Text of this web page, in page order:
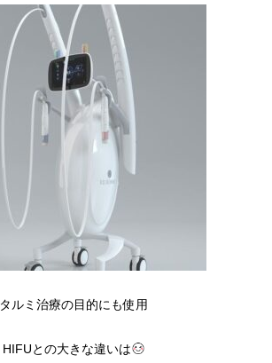
タルミ治療の目的にも使用
HIFUとの大きな違いは